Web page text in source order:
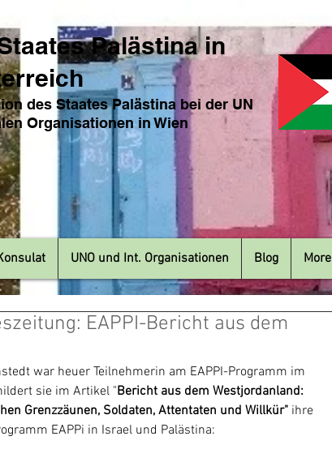
ates Palästina in
des Staates Palästina bei der UN
n Organisationen in Wien
EAPPI-Bericht aus dem
war heuer Teilnehmerin am EAPPI-Programm im
sie im Artikel "Bericht aus dem Westjordanland:
Grenzzäunen, Soldaten, Attentaten und Willkür" ihre
EAPPi in Israel und Palästina:
UNO und Int. Organisationen Blog More